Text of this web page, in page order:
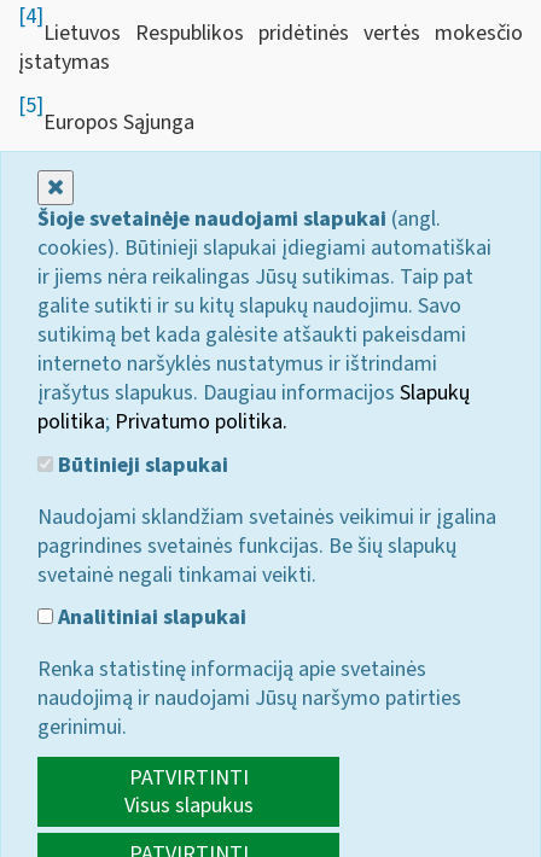
[4]
Lietuvos Respublikos pridėtinės vertės mokesčio
įstatymas
[5]
Europos Sąjunga
Šioje svetainėje naudojami slapukai (angl.
cookies). Būtinieji slapukai įdiegiami automatiškai
ir jiems nėra reikalingas Jūsų sutikimas. Taip pat
galite sutikti ir su kitų slapukų naudojimu. Savo
sutikimą bet kada galėsite atšaukti pakeisdami
interneto naršyklės nustatymus ir ištrindami
įrašytus slapukus. Daugiau informacijos Slapukų
politika; Privatumo politika.
Būtinieji slapukai
Naudojami sklandžiam svetainės veikimui ir įgalina
pagrindines svetainės funkcijas. Be šių slapukų
svetainė negali tinkamai veikti.
Analitiniai slapukai
Renka statistinę informaciją apie svetainės
naudojimą ir naudojami Jūsų naršymo patirties
gerinimui.
PATVIRTINTI
Visus slapukus